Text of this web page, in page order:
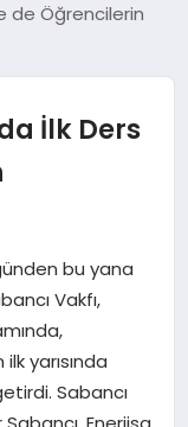
de Öğrencilerin
İlk Ders
bu yana
Vakfı,
yarısında
Sabancı